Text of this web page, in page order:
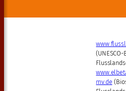
mv.de